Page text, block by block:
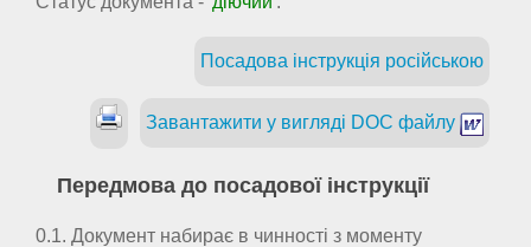
Посадова інструкція російською
Завантажити у вигляді DOC файлу
Передмова до посадової інструкції
0.1. Документ набирає в чинності з моменту